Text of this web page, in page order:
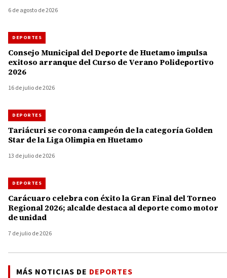
6 de agosto de 2026
DEPORTES
Consejo Municipal del Deporte de Huetamo impulsa
exitoso arranque del Curso de Verano Polideportivo
2026
16 de julio de 2026
DEPORTES
Tariácuri se corona campeón de la categoría Golden
Star de la Liga Olimpia en Huetamo
13 de julio de 2026
DEPORTES
Carácuaro celebra con éxito la Gran Final del Torneo
Regional 2026; alcalde destaca al deporte como motor
de unidad
7 de julio de 2026
MÁS NOTICIAS DE DEPORTES